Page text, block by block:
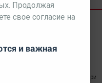
контент,
мнением отдельных авторов.При
Продолжая
свое согласие на
и важная